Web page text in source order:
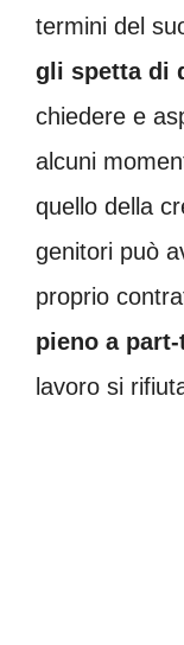
termini del
gli spetta di
chiedere e
alcuni
quello della
genitori può
proprio
pieno a
lavoro si